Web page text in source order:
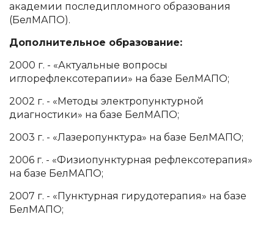
академии последипломного образования
(БелМАПО).
Дополнительное образование:
2000 г. - «Актуальные вопросы
иглорефлексотерапии» на базе БелМАПО;
2002 г. - «Методы электропунктурной
диагностики» на базе БелМАПО;
2003 г. - «Лазеропунктура» на базе БелМАПО;
2006 г. - «Физиопунктурная рефлексотерапия»
на базе БелМАПО;
2007 г. - «Пунктурная гирудотерапия» на базе
БелМАПО;